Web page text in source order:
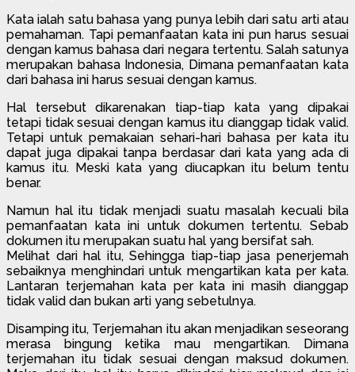
Kata ialah satu bahasa yang punya lebih dari satu arti atau
pemahaman. Tapi pemanfaatan kata ini pun harus sesuai
dengan kamus bahasa dari negara tertentu. Salah satunya
merupakan bahasa Indonesia, Dimana pemanfaatan kata
dari bahasa ini harus sesuai dengan kamus.
Hal tersebut dikarenakan tiap-tiap kata yang dipakai
tetapi tidak sesuai dengan kamus itu dianggap tidak valid.
Tetapi untuk pemakaian sehari-hari bahasa per kata itu
dapat juga dipakai tanpa berdasar dari kata yang ada di
kamus itu. Meski kata yang diucapkan itu belum tentu
benar.
Namun hal itu tidak menjadi suatu masalah kecuali bila
pemanfaatan kata ini untuk dokumen tertentu. Sebab
dokumen itu merupakan suatu hal yang bersifat sah.
Melihat dari hal itu, Sehingga tiap-tiap jasa penerjemah
sebaiknya menghindari untuk mengartikan kata per kata.
Lantaran terjemahan kata per kata ini masih dianggap
tidak valid dan bukan arti yang sebetulnya.
Disamping itu, Terjemahan itu akan menjadikan seseorang
merasa bingung ketika mau mengartikan. Dimana
terjemahan itu tidak sesuai dengan maksud dokumen.